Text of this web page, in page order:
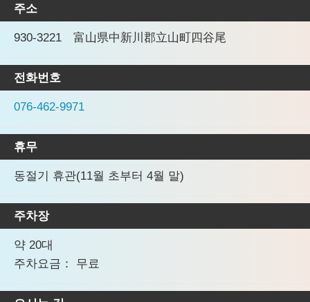
주소
930-3221 富山県中新川郡立山町四谷尾
전화번호
076-462-9971
휴무
동절기 휴관(11월 초부터 4월 말)
주차장
약 20대
주차요금： 무료